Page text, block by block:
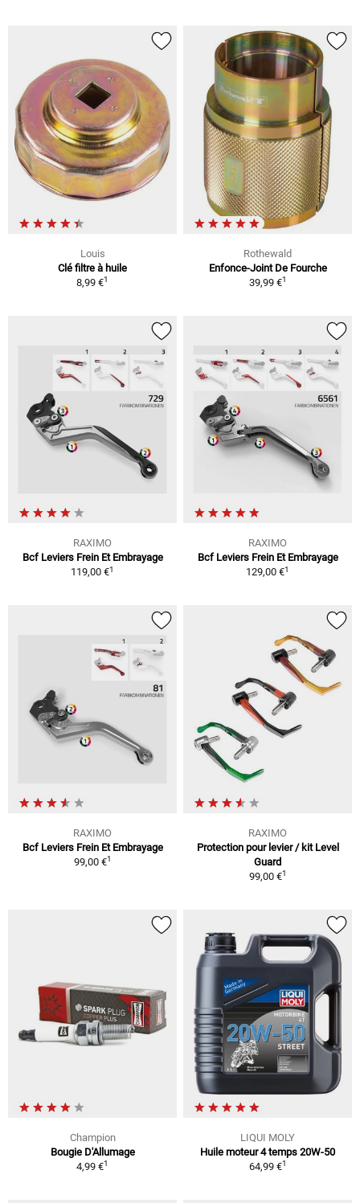
Louis
Clé filtre à huile
8,99 €1
Rothewald
Enfonce-Joint De Fourche
39,99 €1
RAXIMO
Bcf Leviers Frein Et Embrayage
119,00 €1
RAXIMO
Bcf Leviers Frein Et Embrayage
129,00 €1
RAXIMO
Bcf Leviers Frein Et Embrayage
99,00 €1
RAXIMO
Protection pour levier / kit Level
Guard
99,00 €1
Champion
Bougie D'Allumage
4,99 €1
LIQUI MOLY
Huile moteur 4 temps 20W-50
64,99 €1